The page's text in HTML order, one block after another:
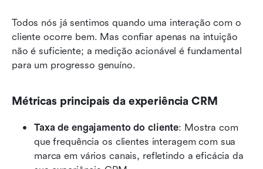
Todos nós já sentimos quando uma interação com o
cliente ocorre bem. Mas confiar apenas na intuição
não é suficiente; a medição acionável é fundamental
para um progresso genuíno.
Métricas principais da experiência CRM
Taxa de engajamento do cliente: Mostra com
que frequência os clientes interagem com sua
marca em vários canais, refletindo a eficácia da